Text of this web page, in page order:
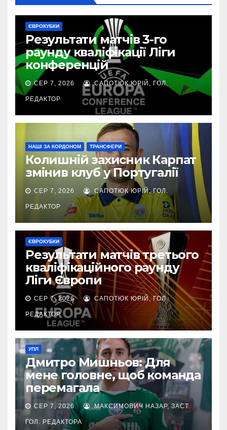
ЄВРОКУБКИ
Результати матчів 3-го
раунду кваліфікації Ліги
конференцій
СЕР 7, 2026 САПОТЮК ЮРІЙ, ГОЛ.
РЕДАКТОР
НАШІ ЗА КОРДОНОМ ТРАНСФЕРИ
Колишній захисник Карпат
змінив клуб у Португалії
СЕР 7, 2026 САПОТЮК ЮРІЙ, ГОЛ.
РЕДАКТОР
ЄВРОКУБКИ
Результати матчів третього
кваліфікаційного раунду
Ліги Європи
СЕР 7, 2026 САПОТЮК ЮРІЙ, ГОЛ.
РЕДАКТОР
УПЛ
Дмитро Мишньов: Для
мене головне, щоб команда
перемагала
СЕР 7, 2026 МАКСИМОВИЧ НАЗАР, ЗАСТ.
ГОЛ. РЕДАКТОРА